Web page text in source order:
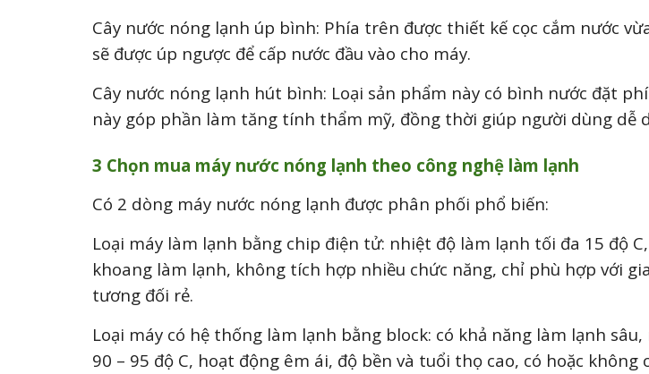
Cây nước nóng lạnh úp bình: Phía trên được thiết kế cọc cắm nước
sẽ được úp ngược để cấp nước đầu vào cho máy.
Cây nước nóng lạnh hút bình: Loại sản phẩm này có bình nước đặt
này góp phần làm tăng tính thẩm mỹ, đồng thời giúp người dùng dễ
3 Chọn mua máy nước nóng lạnh theo công nghệ làm lạnh
Có 2 dòng máy nước nóng lạnh được phân phối phổ biến:
Loại máy làm lạnh bằng chip điện tử: nhiệt độ làm lạnh tối đa 15 độ
khoang làm lạnh, không tích hợp nhiều chức năng, chỉ phù hợp với
tương đối rẻ.
Loại máy có hệ thống làm lạnh bằng block: có khả năng làm lạnh
90 – 95 độ C, hoạt động êm ái, độ bền và tuổi thọ cao, có hoặc